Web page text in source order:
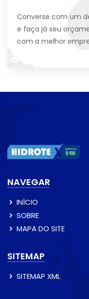
Converse com um
e faça já seu
com a melhor
NAVEGAR
INÍCIO
SOBRE
MAPA DO SITE
SITEMAP
SITEMAP XML